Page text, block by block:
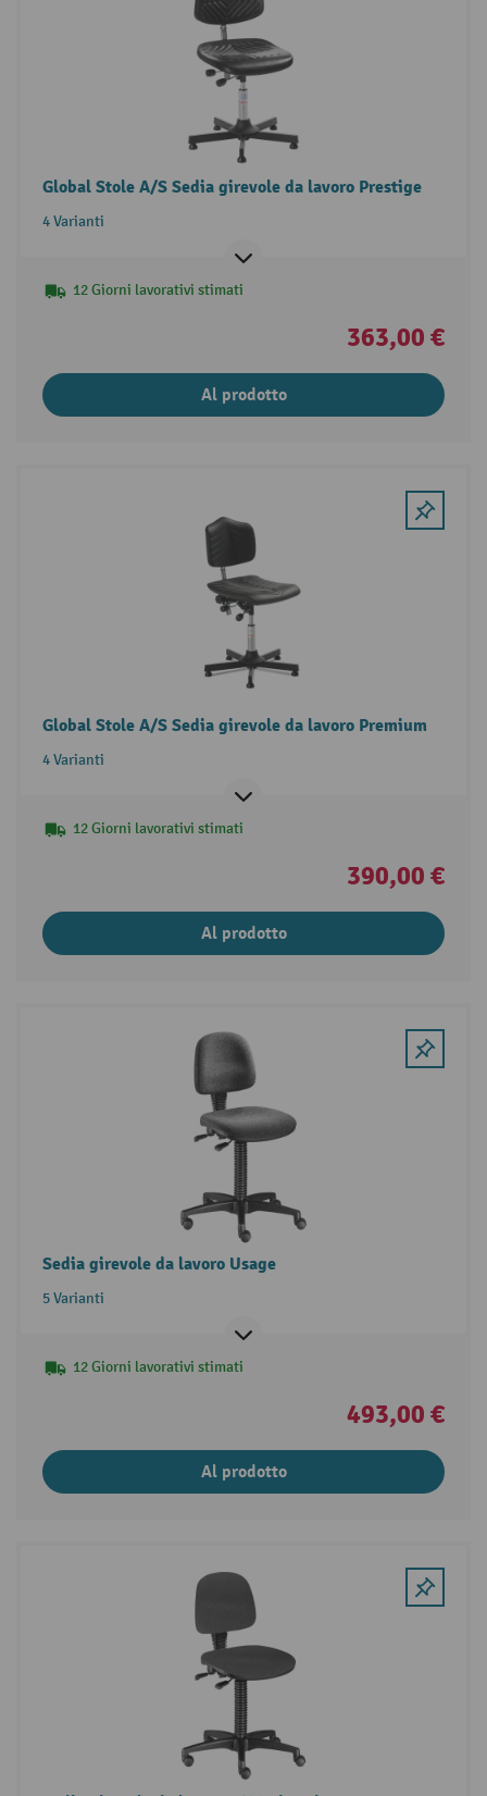
Global Stole A/S Sedia girevole da lavoro Prestige
4 Varianti
12 Giorni lavorativi stimati
363,00 €
Al prodotto
Global Stole A/S Sedia girevole da lavoro Premium
4 Varianti
12 Giorni lavorativi stimati
390,00 €
Al prodotto
Sedia girevole da lavoro Usage
5 Varianti
12 Giorni lavorativi stimati
493,00 €
Al prodotto